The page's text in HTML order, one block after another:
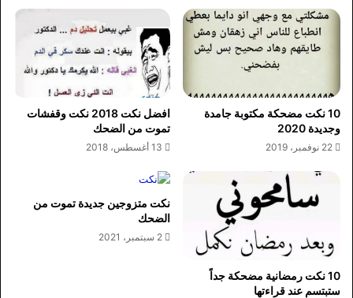
10 نكت مضحكة مكتوبة جامدة
وجديدة 2020
22 نوفمبر، 2019
افضل نكت 2018 نكت وقفشات
تموت من الضحك
13 أغسطس، 2018
10 نكت رمضانية مضحكة جداً
ستبتسم عند قراءتها
نكت متزوجين جديدة تموت من
الضحك
2 سبتمبر، 2021